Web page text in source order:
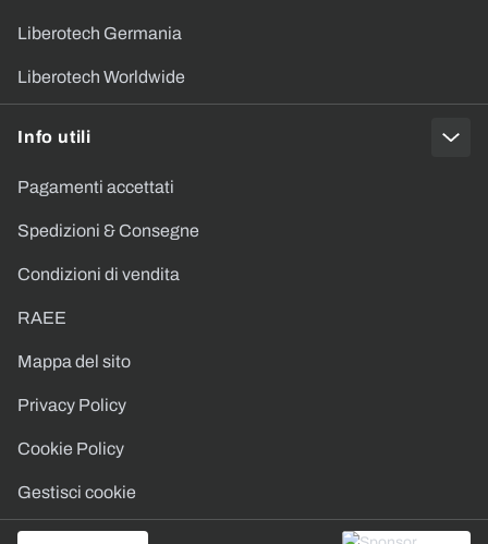
Liberotech Germania
Liberotech Worldwide
Info utili
Pagamenti accettati
Spedizioni & Consegne
Condizioni di vendita
RAEE
Mappa del sito
Privacy Policy
Cookie Policy
Gestisci cookie